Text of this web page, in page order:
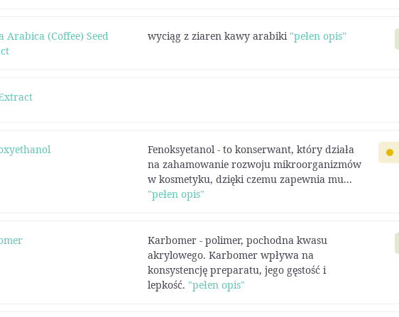
Arabica (Coffee) Seed
wyciąg z ziaren kawy arabiki "pełen opis"
Fenoksyetanol - to konserwant, który działa
na zahamowanie rozwoju mikroorganizmów
w kosmetyku, dzięki czemu zapewnia mu...
"pełen opis"
Karbomer - polimer, pochodna kwasu
akrylowego. Karbomer wpływa na
konsystencję preparatu, jego gęstość i
lepkość. "pełen opis"